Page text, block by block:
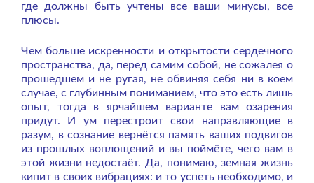
где должны быть учтены все ваши минусы, все
плюсы.
Чем больше искренности и открытости сердечного
пространства, да, перед самим собой, не сожалея о
прошедшем и не ругая, не обвиняя себя ни в коем
случае, с глубинным пониманием, что это есть лишь
опыт, тогда в ярчайшем варианте вам озарения
придут. И ум перестроит свои направляющие в
разум, в сознание вернётся память ваших подвигов
из прошлых воплощений и вы поймёте, чего вам в
этой жизни недостаёт. Да, понимаю, земная жизнь
кипит в своих вибрациях: и то успеть необходимо, и